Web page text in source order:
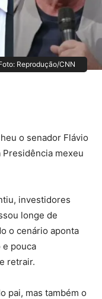
Reprodução/CNN
o senador Flávio
mexeu
investidores
longe de
o cenário aponta
pouca
retrair.
pai, mas também o